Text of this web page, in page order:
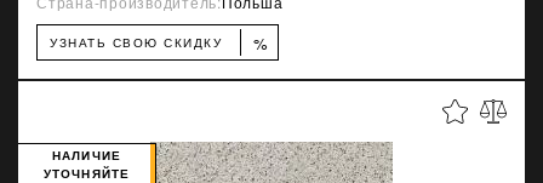
УЗНАТЬ СВОЮ СКИДКУ %
НАЛИЧИЕ
УТОЧНЯЙТЕ